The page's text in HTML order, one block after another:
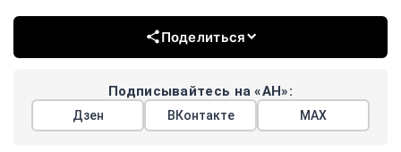
Поделиться
Подписывайтесь на «АН»:
Дзен ВКонтакте МАХ